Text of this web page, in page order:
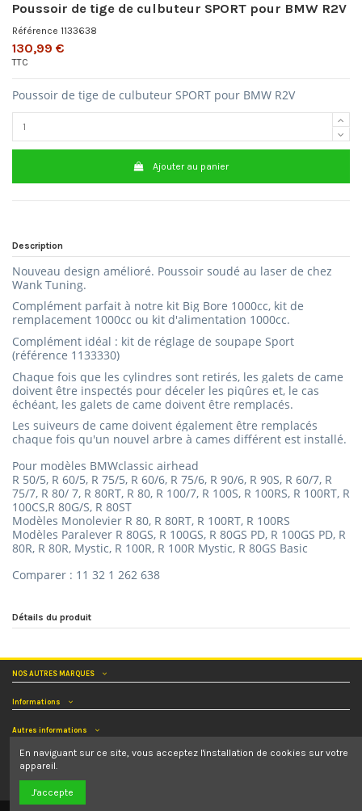
Poussoir de tige de culbuteur SPORT pour BMW R2V
Référence 1133638
130,99 €
TTC
Poussoir de tige de culbuteur SPORT pour BMW R2V
Ajouter au panier
Description
Nouveau design amélioré. Poussoir soudé au laser de chez
Wank Tuning.
Complément parfait à notre kit Big Bore 1000cc, kit de
remplacement 1000cc ou kit d'alimentation 1000cc.
Complément idéal : kit de réglage de soupape Sport
(référence 1133330)
Chaque fois que les cylindres sont retirés, les galets de came
doivent être inspectés pour déceler les piqûres et, le cas
échéant, les galets de came doivent être remplacés.
Les suiveurs de came doivent également être remplacés
chaque fois qu'un nouvel arbre à cames différent est installé.
Pour modèles BMWclassic airhead
R 50/5, R 60/5, R 75/5, R 60/6, R 75/6, R 90/6, R 90S, R 60/7, R
75/7, R 80/ 7, R 80RT, R 80, R 100/7, R 100S, R 100RS, R 100RT, R
100CS,R 80G/S, R 80ST
Modèles Monolevier R 80, R 80RT, R 100RT, R 100RS
Modèles Paralever R 80GS, R 100GS, R 80GS PD, R 100GS PD, R
80R, R 80R, Mystic, R 100R, R 100R Mystic, R 80GS Basic
Comparer : 11 32 1 262 638
Détails du produit
NOS AUTRES MARQUES
Informations
Autres informations
Nous contacter
En naviguant sur ce site, vous acceptez l'installation de cookies sur votre
appareil.
J'accepte